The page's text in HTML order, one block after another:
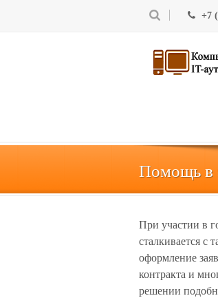
+7
Помощь в
При участии в
сталкивается с
оформление
контракта и
решении